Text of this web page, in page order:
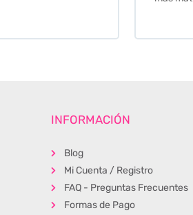
INFORMACIÓN
Blog
Mi Cuenta / Registro
FAQ - Preguntas Frecuentes
Formas de Pago